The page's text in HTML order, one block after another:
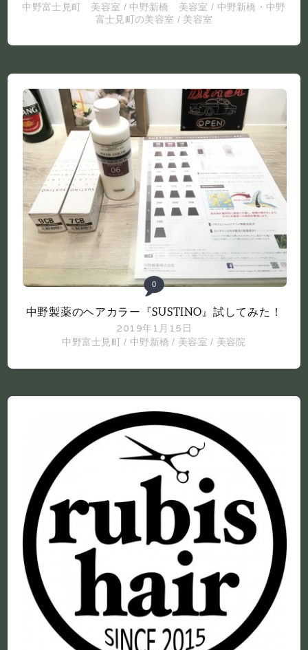
中野富士見町 美容室 / 中野新橋 美容室 / 中野新橋・中野
富士見町の美容室 / 美容室
0
中野製薬のヘアカラー『SUSTINO』試してみた！
2019年1月15日
中野富士見町 / 中野新橋 / 美容室 / 美容院